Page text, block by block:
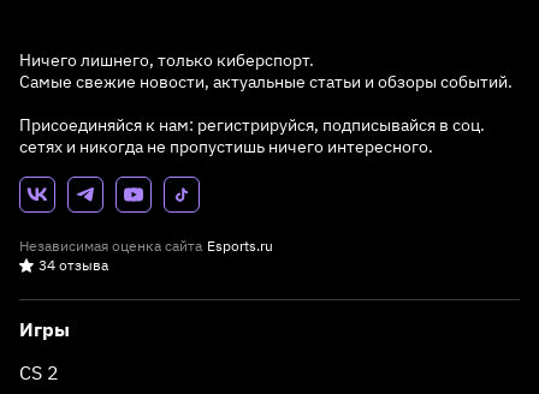
Ничего лишнего, только киберспорт.
Самые свежие новости, актуальные статьи и обзоры событий.
Присоединяйся к нам: регистрируйся, подписывайся в соц.
сетях и никогда не пропустишь ничего интересного.
Независимая оценка сайта Esports.ru
34 отзыва
Игры
CS 2